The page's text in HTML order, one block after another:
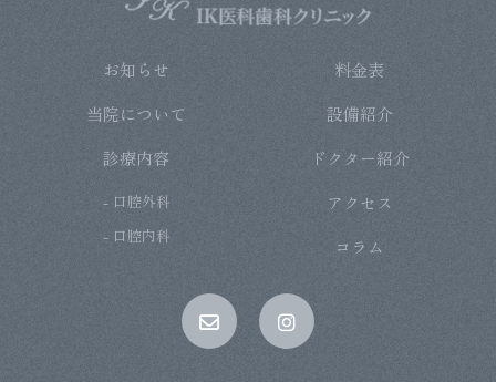
お客さまからお預かりした個人情報は、当院から
のご連絡や業務のご案内やご質問に対する回答と
して、電子メールや資料のご送付に利用いたしま
当院は、お客さまよりお預かりした個人情報を適
切に管理し、次のいずれかに該当する場合を除
お知らせ
当院について
診療内容
- 口腔外科
- 口腔内科
料金表
設備紹介
ドクター紹介
アクセス
コラム